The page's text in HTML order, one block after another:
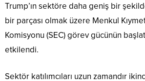
Trump’ın sektöre daha geniş bir
bir parçası olmak üzere Menkul
Komisyonu (SEC) görev gücünün
etkilendi.
Sektör katılımcıları uzun zamandır